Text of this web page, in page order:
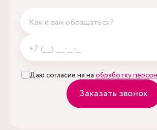
Даю согласие на на обработку
Заказать звонок